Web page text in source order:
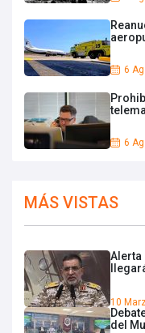
6
6
MÁS VISTAS
Alerta
10
del